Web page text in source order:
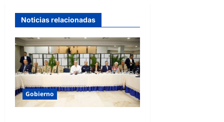
Noticias relacionadas
Gobierno